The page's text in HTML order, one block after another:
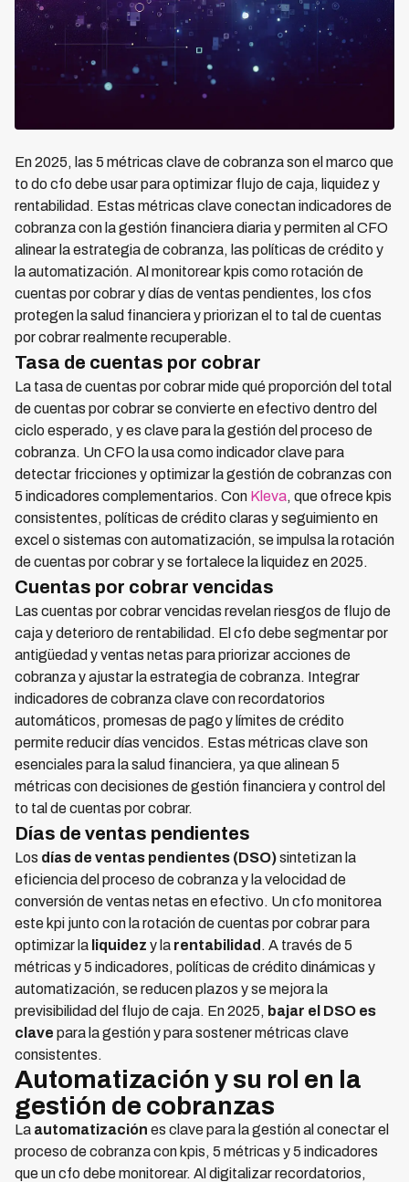
En 2025, las 5 métricas clave de cobranza son el marco que
to do cfo debe usar para optimizar flujo de caja, liquidez y
rentabilidad. Estas métricas clave conectan indicadores de
cobranza con la gestión financiera diaria y permiten al CFO
alinear la estrategia de cobranza, las políticas de crédito y
la automatización. Al monitorear kpis como rotación de
cuentas por cobrar y días de ventas pendientes, los cfos
protegen la salud financiera y priorizan el to tal de cuentas
por cobrar realmente recuperable.
Tasa de cuentas por cobrar
La tasa de cuentas por cobrar mide qué proporción del total
de cuentas por cobrar se convierte en efectivo dentro del
ciclo esperado, y es clave para la gestión del proceso de
cobranza. Un CFO la usa como indicador clave para
detectar fricciones y optimizar la gestión de cobranzas con
5 indicadores complementarios. Con Kleva, que ofrece kpis
consistentes, políticas de crédito claras y seguimiento en
excel o sistemas con automatización, se impulsa la rotación
de cuentas por cobrar y se fortalece la liquidez en 2025.
Cuentas por cobrar vencidas
Las cuentas por cobrar vencidas revelan riesgos de flujo de
caja y deterioro de rentabilidad. El cfo debe segmentar por
antigüedad y ventas netas para priorizar acciones de
cobranza y ajustar la estrategia de cobranza. Integrar
indicadores de cobranza clave con recordatorios
automáticos, promesas de pago y límites de crédito
permite reducir días vencidos. Estas métricas clave son
esenciales para la salud financiera, ya que alinean 5
métricas con decisiones de gestión financiera y control del
to tal de cuentas por cobrar.
Días de ventas pendientes
Los días de ventas pendientes (DSO)sintetizan la
eficiencia del proceso de cobranza y la velocidad de
conversión de ventas netas en efectivo. Un cfo monitorea
este kpi junto con la rotación de cuentas por cobrar para
optimizar la liquidez y la rentabilidad . A través de 5
métricas y 5 indicadores, políticas de crédito dinámicas y
automatización, se reducen plazos y se mejora la
previsibilidad del flujo de caja. En 2025, bajar el DSO es
clave para la gestión y para sostener métricas clave
consistentes.
Automatización y su rol en la
gestión de cobranzas
La automatización es clave para la gestión al conectar el
proceso de cobranza con kpis, 5 métricas y 5 indicadores
que un cfo debe monitorear. Al digitalizar recordatorios,